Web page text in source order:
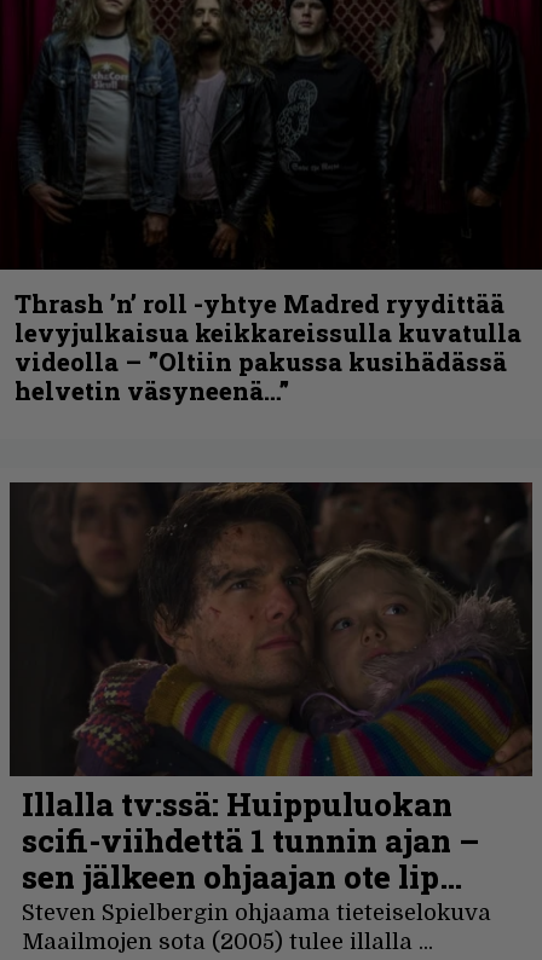
Thrash ’n’ roll -yhtye Madred ryydittää
levyjulkaisua keikkareissulla kuvatulla
videolla – ”Oltiin pakussa kusihädässä
helvetin väsyneenä…”